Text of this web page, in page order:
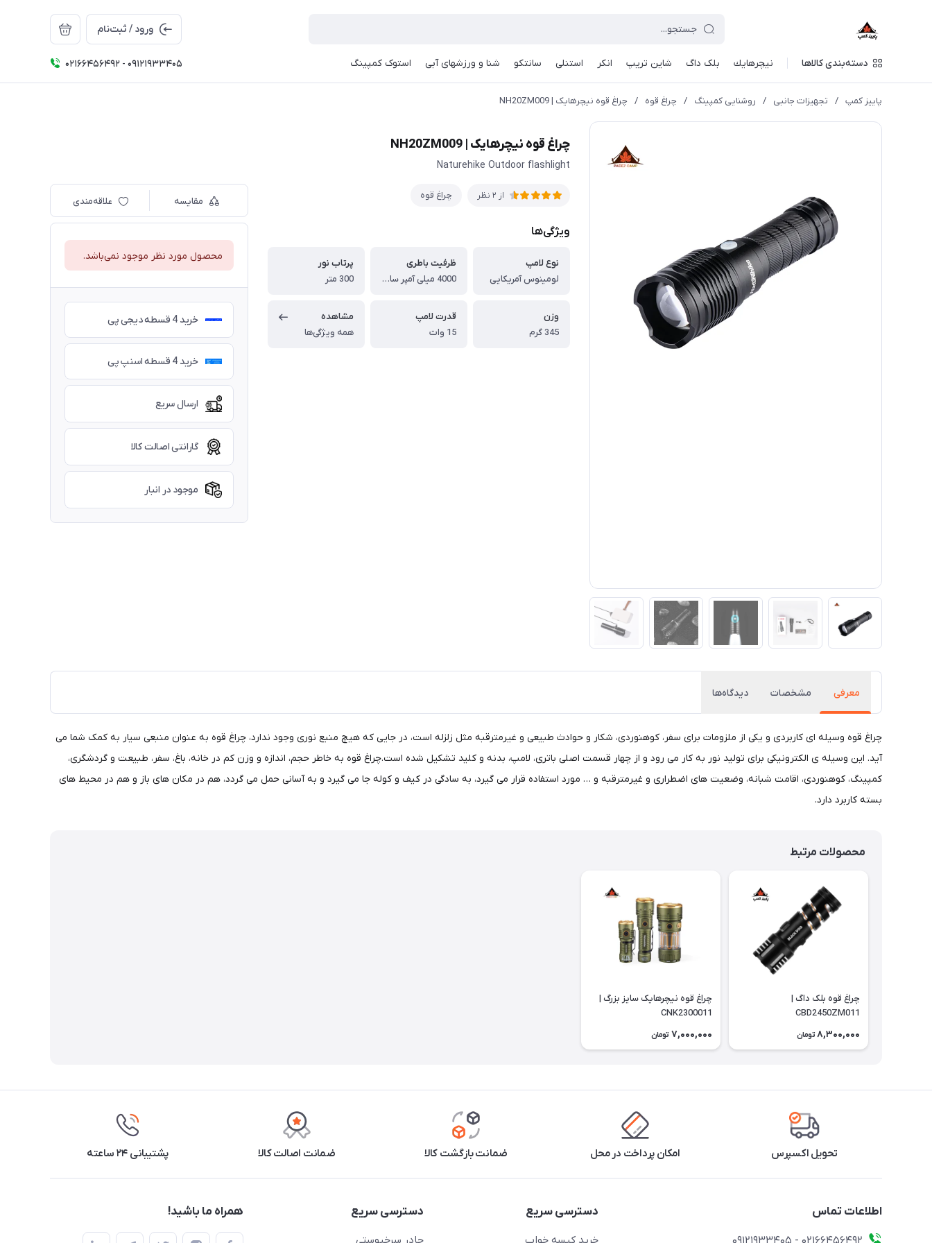
ورود / ثبت‌نام
دسته‌بندی کالاها نيچرهايك بلک داگ شاین تریپ انکر استنلی سانتکو شنا و ورزشهای آبی استوک کمپینگ 02166456492 - 09121933405
پاییز کمپ / تجهیزات جانبی / روشنایی کمپینگ / چراغ قوه / چراغ قوه نیچرهایک | NH20ZM009
چراغ قوه نیچرهایک | NH20ZM009
Naturehike Outdoor flashlight
از 2 نظر چراغ قوه
ویژگی‌ها
نوع لامپ
لومینوس آمریکایی
ظرفیت باطری
4000 میلی آمپر ساعت
پرتاب نور
300 متر
وزن
345 گرم
قدرت لامپ
15 وات
مشاهده
همه ویژگی‌ها
مقایسه علاقه‌مندی
محصول مورد نظر موجود نمی‌باشد.
خرید 4 قسطه دیجی پی
خرید 4 قسطه اسنپ پی
ارسال سریع
گارانتی اصالت کالا
موجود در انبار
معرفی مشخصات دیدگاه‌ها
چراغ قوه وسیله ای کاربردی و یکی از ملزومات برای سفر، کوهنوردی، شکار و حوادث طبیعی و غیرمترقبه مثل زلزله است، در جایی که هیچ منبع نوری وجود ندارد، چراغ قوه به عنوان منبعی سیار به کمک شما می
آید. این وسیله ی الکترونیکی برای تولید نور به کار می رود و از چهار قسمت اصلی باتری، لامپ، بدنه و کلید تشکیل شده است.چراغ قوه به خاطر حجم، اندازه و وزن کم در خانه، باغ، سفر، طبیعت و گردشگری،
کمپینگ، کوهنوردی، اقامت شبانه، وضعیت های اضطراری و غیرمترقبه و … مورد استفاده قرار می گیرد، به سادگی در کیف و کوله جا می گیرد و به آسانی حمل می گردد، هم در مکان های باز و هم در محیط های
بسته کاربرد دارد.
محصولات مرتبط
چراغ قوه بلک داگ |
CBD2450ZM011
8,300,000 تومان
چراغ قوه نیچرهایک سایز بزرگ |
CNK2300011
7,000,000 تومان
تحویل اکسپرس امکان پرداخت در محل ضمانت بازگشت کالا ضمانت اصالت کالا پشتیبانی ۲۴ ساعته
اطلاعات تماس دسترسی سریع
خرید کیسه خواب
دسترسی سریع
چادر سرخپوستی
همراه ما باشید!